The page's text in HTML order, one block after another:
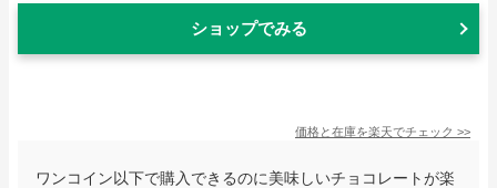
ショップでみる
価格と在庫を楽天でチェック >>
ワンコイン以下で購入できるのに美味しいチョコレートが楽